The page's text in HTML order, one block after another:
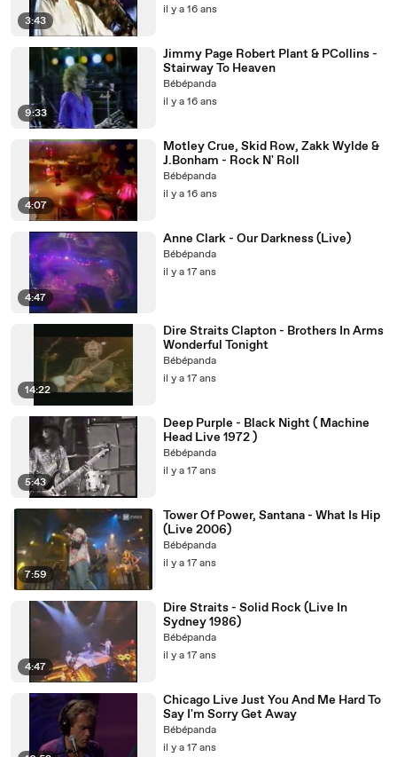
3:43
il y a 16 ans
9:33
Jimmy Page Robert Plant & PCollins -
Stairway To Heaven
Bébépanda
il y a 16 ans
4:07
Motley Crue, Skid Row, Zakk Wylde &
J.Bonham - Rock N' Roll
Bébépanda
il y a 16 ans
4:47
Anne Clark - Our Darkness (Live)
Bébépanda
il y a 17 ans
14:22
Dire Straits Clapton - Brothers In Arms
Wonderful Tonight
Bébépanda
il y a 17 ans
5:43
Deep Purple - Black Night ( Machine
Head Live 1972 )
Bébépanda
il y a 17 ans
7:59
Tower Of Power, Santana - What Is Hip
(Live 2006)
Bébépanda
il y a 17 ans
4:47
Dire Straits - Solid Rock (Live In
Sydney 1986)
Bébépanda
il y a 17 ans
Chicago Live Just You And Me Hard To
Say I'm Sorry Get Away
Bébépanda
il y a 17 ans